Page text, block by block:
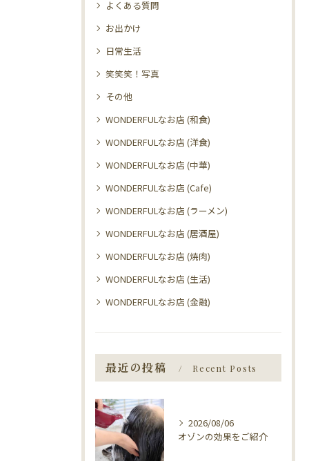
よくある質問
お出かけ
日常生活
笑笑笑！写真
その他
WONDERFULなお店 (和食)
WONDERFULなお店 (洋食)
WONDERFULなお店 (中華)
WONDERFULなお店 (Cafe)
WONDERFULなお店 (ラーメン)
WONDERFULなお店 (居酒屋)
WONDERFULなお店 (焼肉)
WONDERFULなお店 (生活)
WONDERFULなお店 (金融)
最近の投稿 Recent Posts
2026/08/06
オゾンの効果をご紹介